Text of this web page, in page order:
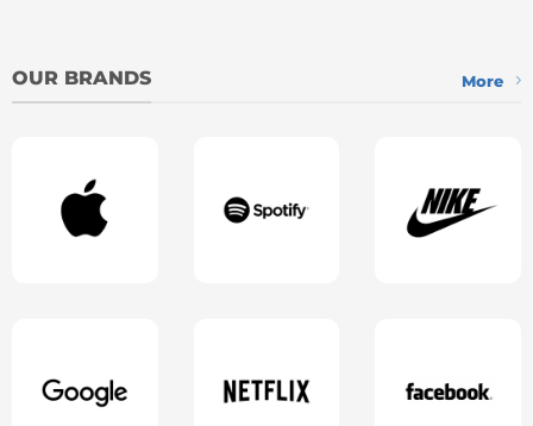
OUR BRANDS More